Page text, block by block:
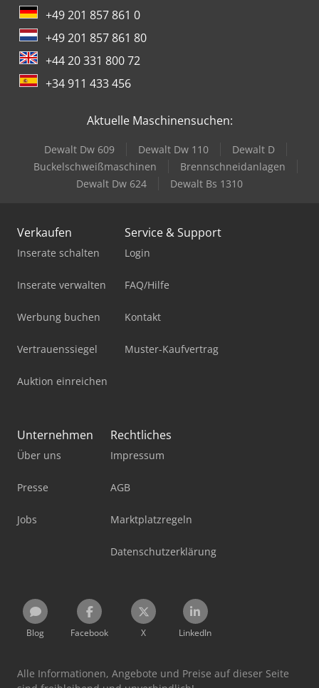
+49 201 857 861 0
+49 201 857 861 80
+44 20 331 800 72
+34 911 433 456
Aktuelle Maschinensuchen:
Dewalt Dw 609 Dewalt Dw 110
Dewalt D
Buckelschweißmaschinen
Brennschneidanlagen
Dewalt Dw 624
Dewalt Bs 1310
Verkaufen
Inserate schalten
Inserate verwalten
Werbung buchen
Vertrauenssiegel
Auktion einreichen
Service & Support
Login
FAQ/Hilfe
Kontakt
Muster-Kaufvertrag
Unternehmen
Über uns
Presse
Jobs
Rechtliches
Impressum
AGB
Marktplatzregeln
Datenschutzerklärung
Blog Facebook X LinkedIn
Alle Informationen, Angebote und Preise auf dieser Seite